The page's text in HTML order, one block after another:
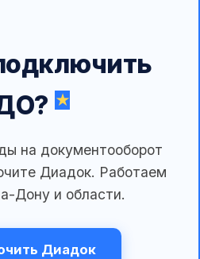
на документооборот
Диадок. Работаем
Дону и области.
Диадок